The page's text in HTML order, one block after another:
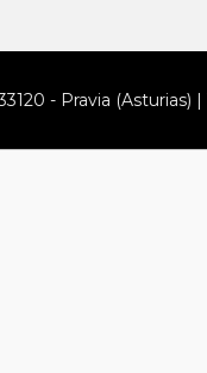
- Pravia (Asturias) |